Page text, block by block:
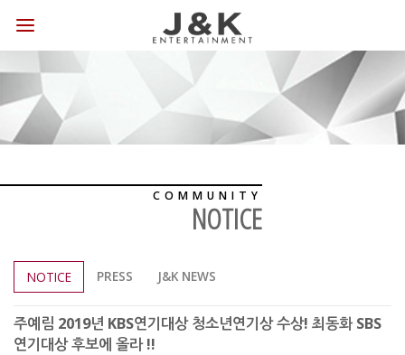
COMMUNITY
NOTICE
NOTICE PRESS J&K NEWS
주예림 2019년 KBS연기대상 청소년연기상 수상! 최동화 SBS
연기대상 후보에 올라 !!